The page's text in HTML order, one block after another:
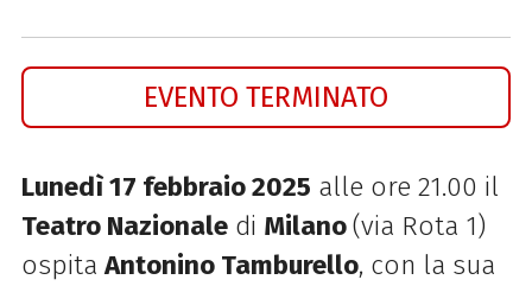
EVENTO TERMINATO
Lunedì 17 febbraio 2025 alle ore 21.00 il
Teatro Nazionaledi Milano(via Rota 1)
ospitaAntonino Tamburello, con la sua